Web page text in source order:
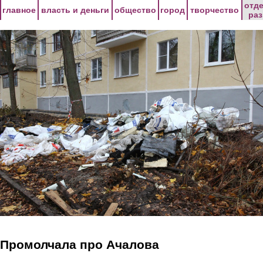
главное власть и деньги общество город творчество
Промолчала про Ачалова